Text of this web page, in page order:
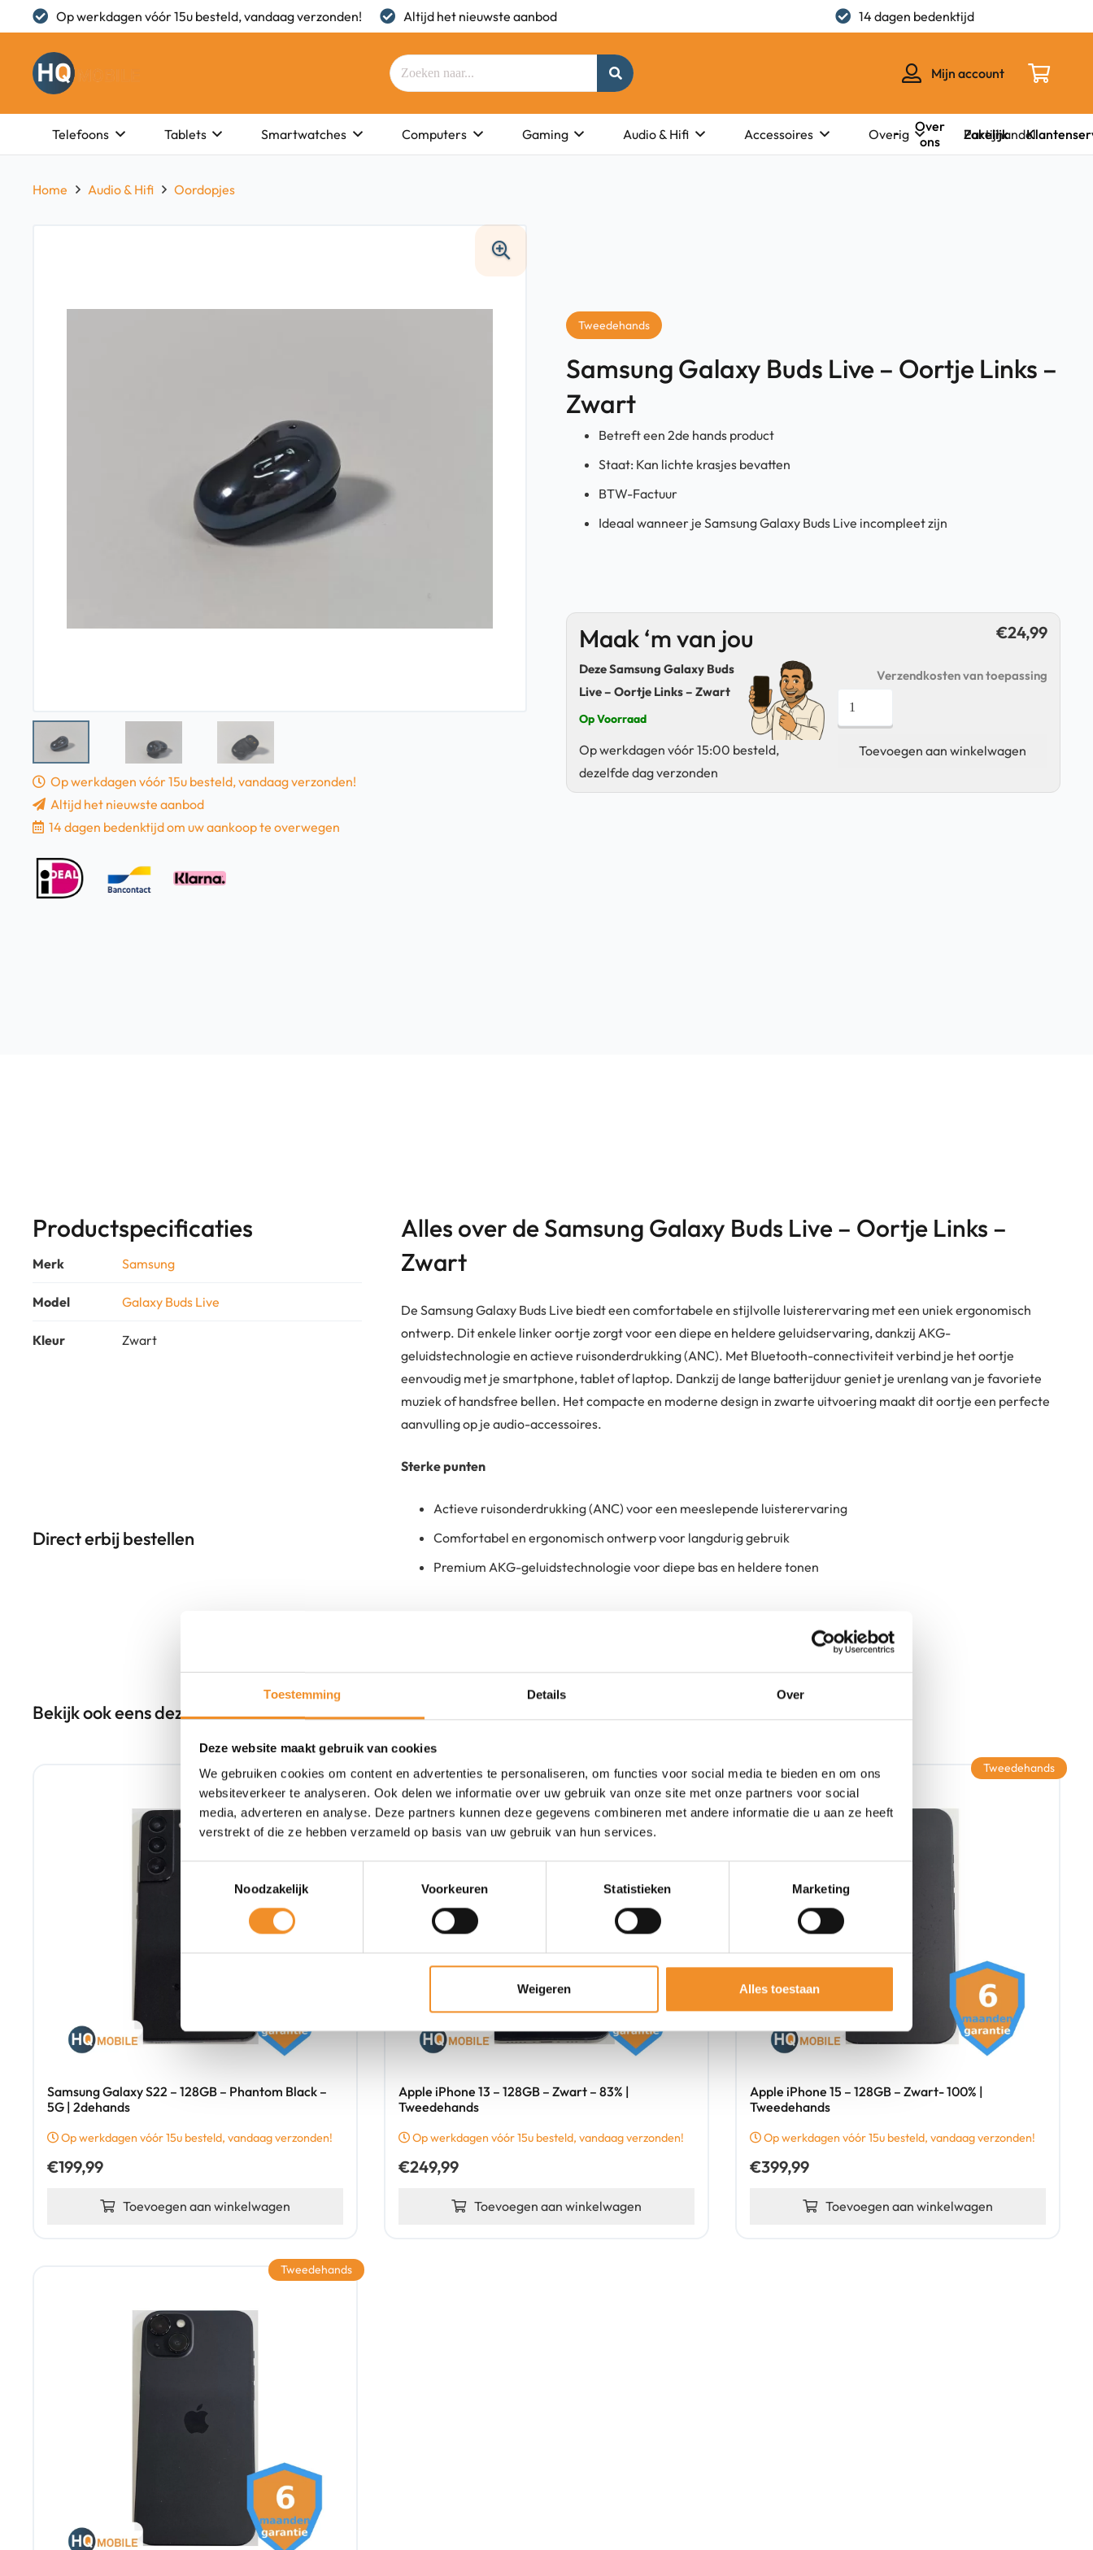
Toestemming Details Over
Deze website maakt gebruik van cookies
We gebruiken cookies om content en advertenties te personaliseren, om functies voor social media te bieden en om ons
websiteverkeer te analyseren. Ook delen we informatie over uw gebruik van onze site met onze partners voor social
media, adverteren en analyse. Deze partners kunnen deze gegevens combineren met andere informatie die u aan ze heeft
verstrekt of die ze hebben verzameld op basis van uw gebruik van hun services.
Noodzakelijk
Voorkeuren Statistieken Marketing
Weigeren Alles toestaan
Op werkdagen vóór 15u besteld, vandaag verzonden! Altijd het nieuwste aanbod 14 dagen bedenktijd
Mijn account
Telefoons Tablets Smartwatches Computers Gaming Audio & Hifi Accessoires Overig Partijhandel
Over
ons
Zakelijk
Home Audio & Hifi Oordopjes
Op werkdagen vóór 15u besteld, vandaag verzonden!
Altijd het nieuwste aanbod
14 dagen bedenktijd om uw aankoop te overwegen
Tweedehands
Samsung Galaxy Buds Live – Oortje Links –
Zwart
Betreft een 2de hands product
Staat: Kan lichte krasjes bevatten
BTW-Factuur
Ideaal wanneer je Samsung Galaxy Buds Live incompleet zijn
Maak ‘m van jou
Deze Samsung Galaxy Buds
Live – Oortje Links – Zwart
Op Voorraad
Op werkdagen vóór 15:00 besteld,
dezelfde dag verzonden
€24,99
Verzendkosten van toepassing
Samsung
Galaxy
Buds
-
Toevoegen aan winkelwagen
Productspecificaties
Merk Samsung
Model Galaxy Buds Live
Kleur Zwart
Alles over de Samsung Galaxy Buds Live – Oortje Links –
Zwart
De Samsung Galaxy Buds Live biedt een comfortabele en stijlvolle luisterervaring met een uniek ergonomisch
ontwerp. Dit enkele linker oortje zorgt voor een diepe en heldere geluidservaring, dankzij AKG-
geluidstechnologie en actieve ruisonderdrukking (ANC). Met Bluetooth-connectiviteit verbind je het oortje
eenvoudig met je smartphone, tablet of laptop. Dankzij de lange batterijduur geniet je urenlang van je favoriete
muziek of handsfree bellen. Het compacte en moderne design in zwarte uitvoering maakt dit oortje een perfecte
aanvulling op je audio-accessoires.
Sterke punten
Actieve ruisonderdrukking (ANC) voor een meeslepende luisterervaring
Comfortabel en ergonomisch ontwerp voor langdurig gebruik
Premium AKG-geluidstechnologie voor diepe bas en heldere tonen
Direct erbij bestellen
Bekijk ook eens deze producten
Samsung Galaxy S22 – 128GB – Phantom Black –
5G | 2dehands
Op werkdagen vóór 15u besteld, vandaag verzonden!
€199,99
Toevoegen aan winkelwagen
Tweedehands
Apple iPhone 13 – 128GB – Zwart – 83% |
Tweedehands
Op werkdagen vóór 15u besteld, vandaag verzonden!
€249,99
Toevoegen aan winkelwagen
Tweedehands
Apple iPhone 15 – 128GB – Zwart- 100% |
Tweedehands
Op werkdagen vóór 15u besteld, vandaag verzonden!
€399,99
Toevoegen aan winkelwagen
Tweedehands
Tweedehands